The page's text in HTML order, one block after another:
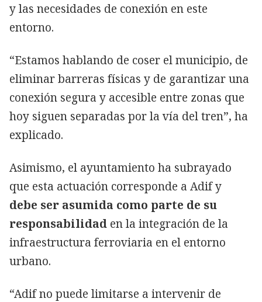
y las necesidades de conexión en este
entorno.
“Estamos hablando de coser el municipio, de
eliminar barreras físicas y de garantizar una
conexión segura y accesible entre zonas que
hoy siguen separadas por la vía del tren”, ha
explicado.
Asimismo, el ayuntamiento ha subrayado
que esta actuación corresponde a Adif y
debe ser asumida como parte de su
responsabilidad en la integración de la
infraestructura ferroviaria en el entorno
urbano.
“Adif no puede limitarse a intervenir de